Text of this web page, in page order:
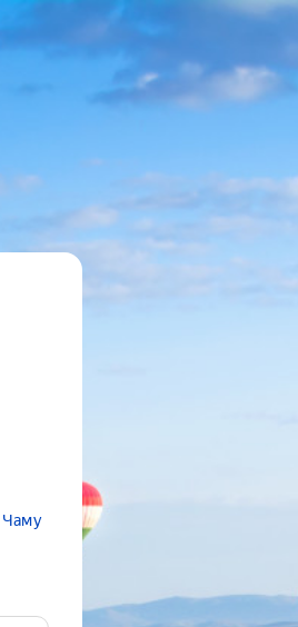
Чаму